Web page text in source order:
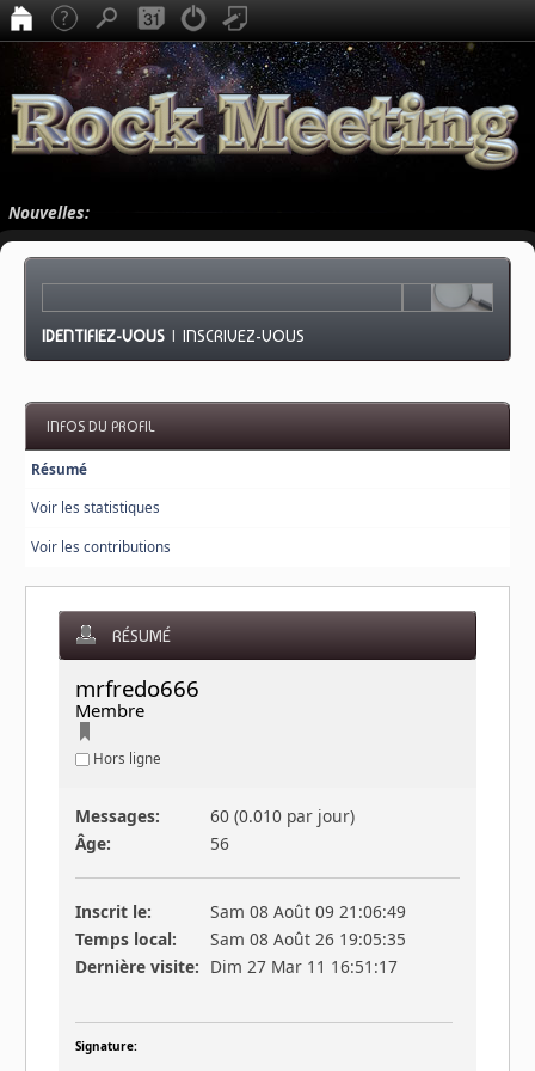
Nouvelles:
IDENTIFIEZ-VOUS |INSCRIVEZ-VOUS
INFOS DU PROFIL
Résumé
Voir les statistiques
Voir les contributions
RÉSUMÉ
mrfredo666
Membre
Hors ligne
Messages:
60 (0.010 par jour)
Âge:
56
Inscrit le:
Sam 08 Août 09 21:06:49
Temps local:
Sam 08 Août 26 19:05:35
Dernière visite: Dim 27 Mar 11 16:51:17
Signature: